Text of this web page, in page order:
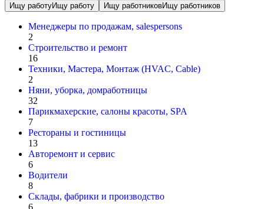
Ищу работуИщу работу Ищу работниковИщу работников
Менеджеры по продажам, salespersons
2
Строительство и ремонт
16
Техники, Мастера, Монтаж (HVAC, Cable)
2
Няни, уборка, домработницы
32
Парикмахерские, салоны красоты, SPA
7
Рестораны и гостиницы
13
Авторемонт и cервис
6
Водители
8
Склады, фабрики и производство
6